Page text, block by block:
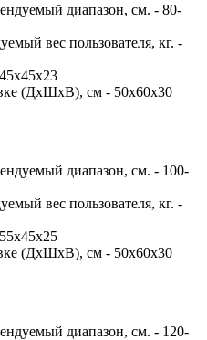
диапазон, см. - 80-
вес пользователя, кг. -
(ДхШхВ), см - 50х60х30
диапазон, см. - 100-
вес пользователя, кг. -
(ДхШхВ), см - 50х60х30
диапазон, см. - 120-